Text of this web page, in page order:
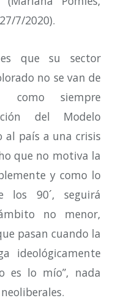
7/2020).
que su sector
no se van de
siempre
del Modelo
al país a una crisis
que no motiva la
y como lo
los 90´, seguirá
no menor,
pasan cuando la
ideológicamente
es lo mío”, nada